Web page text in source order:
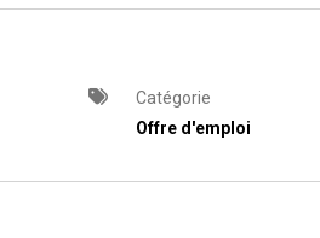
Catégorie
Offre d'emploi